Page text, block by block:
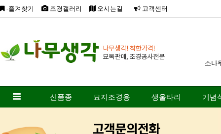
-즐겨찾기 조경갤러리 오시는길 고객센터
소나
신품종 묘지조경용 생울타리 기념